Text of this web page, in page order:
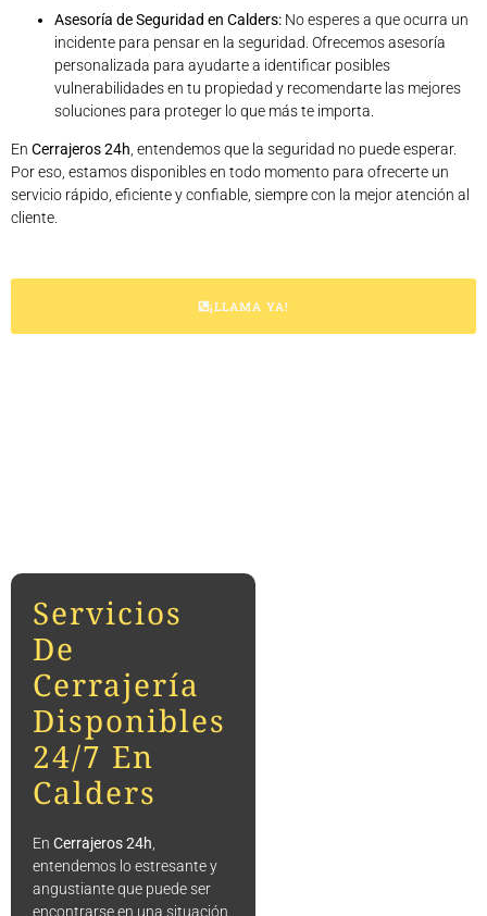
Asesoría de Seguridad en Calders: No esperes a que ocurra un
incidente para pensar en la seguridad. Ofrecemos asesoría
personalizada para ayudarte a identificar posibles
vulnerabilidades en tu propiedad y recomendarte las mejores
soluciones para proteger lo que más te importa.
En Cerrajeros 24h, entendemos que la seguridad no puede esperar.
Por eso, estamos disponibles en todo momento para ofrecerte un
servicio rápido, eficiente y confiable, siempre con la mejor atención al
cliente.
¡LLAMA YA!
Servicios
De
Cerrajería
Disponibles
24/7 En
Calders
En Cerrajeros 24h
entendemos lo estresante y
angustiante que puede ser
encontrarse en una situación